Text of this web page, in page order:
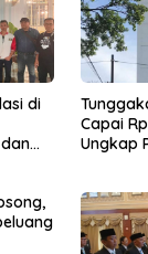
di
Capai
Ungkap